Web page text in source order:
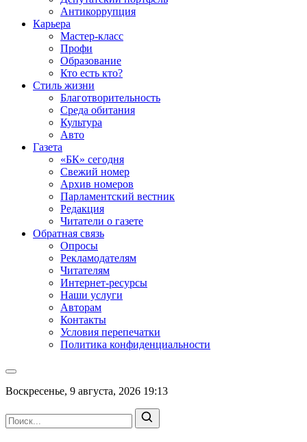
Антикоррупция
Карьера
Мастер-класс
Профи
Образование
Кто есть кто?
Стиль жизни
Благотворительность
Среда обитания
Культура
Авто
Газета
«БК» сегодня
Свежий номер
Архив номеров
Парламентский вестник
Редакция
Читатели о газете
Обратная связь
Опросы
Рекламодателям
Читателям
Интернет-ресурсы
Наши услуги
Авторам
Контакты
Условия перепечатки
Политика конфиденциальности
Воскресенье, 9 августа, 2026 19:13